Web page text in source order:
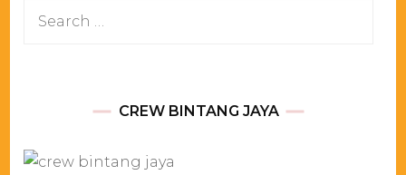
Search
CREW BINTANG JAYA